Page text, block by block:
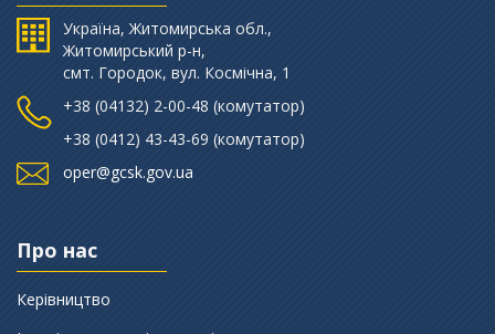
Україна, Житомирська обл.,
Житомирський р-н,
смт. Городок, вул. Космічна, 1
+38 (‎04132) 2-00-48 (комутатор)
+38 (0412) 43-43-69 (комутатор)
oper@gcsk.gov.ua
Про нас
Керівництво